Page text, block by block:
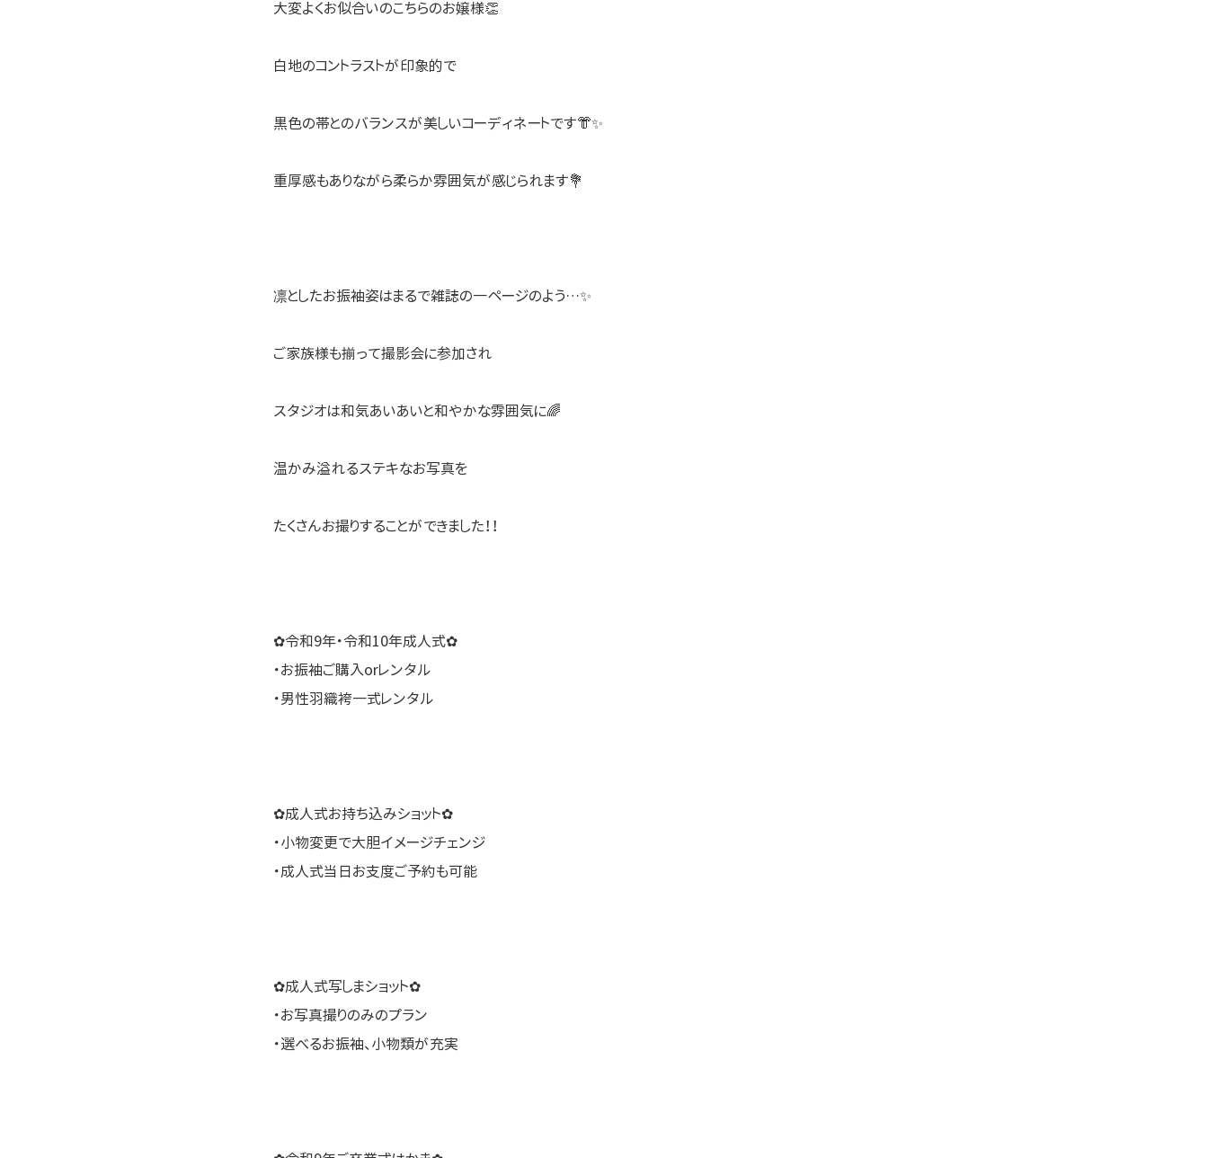
大変よくお似合いのこちらのお嬢様👏
白地のコントラストが印象的で
黒色の帯とのバランスが美しいコーディネートです👘✨
重厚感もありながら柔らか雰囲気が感じられます💐
凛としたお振袖姿はまるで雑誌の一ページのよう…✨
ご家族様も揃って撮影会に参加され
スタジオは和気あいあいと和やかな雰囲気に🌈
温かみ溢れるステキなお写真を
たくさんお撮りすることができました！！
✿令和9年・令和10年成人式✿
・お振袖ご購入orレンタル
・男性羽織袴一式レンタル
✿成人式お持ち込みショット✿
・小物変更で大胆イメージチェンジ
・成人式当日お支度ご予約も可能
✿成人式写しまショット✿
・お写真撮りのみのプラン
・選べるお振袖、小物類が充実